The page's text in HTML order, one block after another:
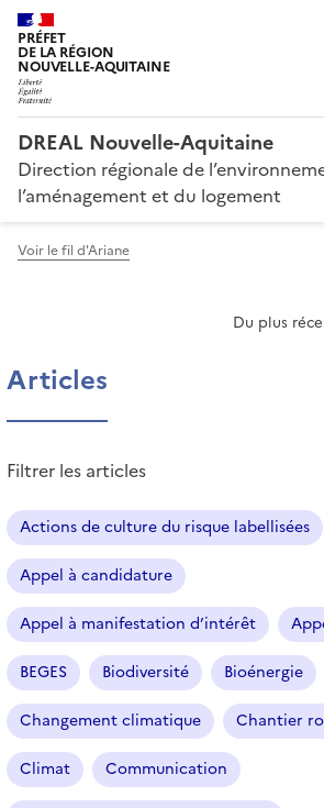
PRÉFET
DE LA RÉGION
NOUVELLE-AQUITAINE
DREAL Nouvelle-Aquitaine
Direction régionale de
l’aménagement et du logement
Voir le fil d'Ariane
T
r
t
l
e
s
Du plus
Articles
Filtrer les articles
Actions de culture du risque labellisées
Appel à candidature
Appel à manifestation d’intérêt
BEGES Biodiversité Bioénergie
Changement climatique Chantier
Climat Communication